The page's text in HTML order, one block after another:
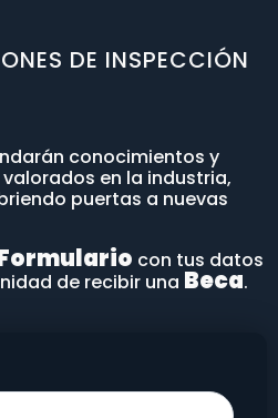
DE INSPECCIÓN
conocimientos y
en la industria,
puertas a nuevas
con tus datos
de recibir una Beca.